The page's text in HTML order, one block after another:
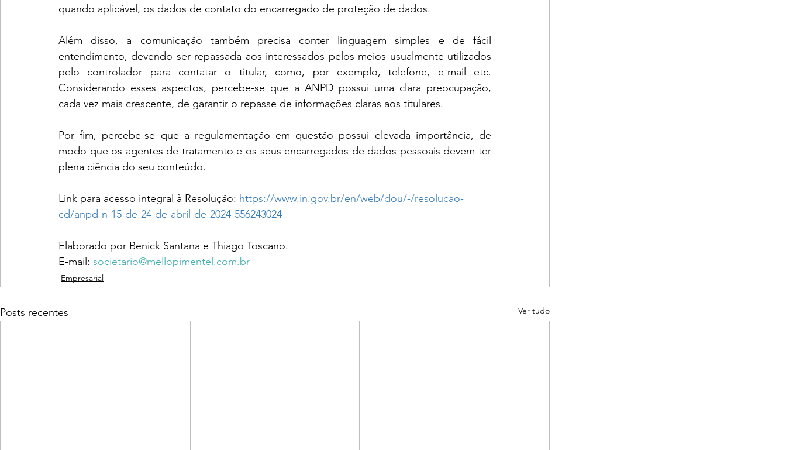
quando aplicável, os dados de contato do encarregado de proteção de dados.
Além disso, a comunicação também precisa conter linguagem simples e de fácil
entendimento, devendo ser repassada aos interessados pelos meios usualmente utilizados
pelo controlador para contatar o titular, como, por exemplo, telefone, e-mail etc.
Considerando esses aspectos, percebe-se que a ANPD possui uma clara preocupação,
cada vez mais crescente, de garantir o repasse de informações claras aos titulares.
Por fim, percebe-se que a regulamentação em questão possui elevada importância, de
modo que os agentes de tratamento e os seus encarregados de dados pessoais devem ter
plena ciência do seu conteúdo.
Link para acesso integral à Resolução: https://www.in.gov.br/en/web/dou/-/resolucao-
cd/anpd-n-15-de-24-de-abril-de-2024-556243024
Elaborado por Benick Santana e Thiago Toscano.
E-mail: societario@mellopimentel.com.br
Empresarial
Posts recentes Ver tudo